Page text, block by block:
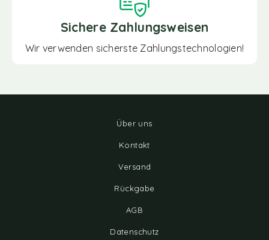
Sichere Zahlungsweisen
Wir verwenden sicherste Zahlungstechnologien!
Über uns
Kontakt
Versand
Rückgabe
AGB
Datenschutz